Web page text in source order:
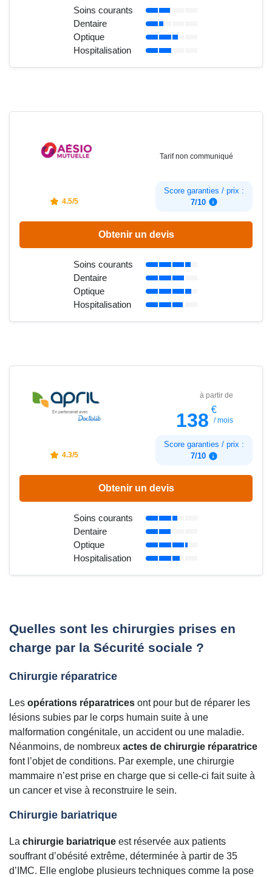
Soins courants
Dentaire
Optique
Hospitalisation
Tarif non communiqué
4.5/5
Score garanties / prix :
7/10
Obtenir un devis
Soins courants
Dentaire
Optique
Hospitalisation
à partir de
138 €
/ mois
4.3/5
Score garanties / prix :
7/10
Obtenir un devis
Soins courants
Dentaire
Optique
Hospitalisation
Quelles sont les chirurgies prises en
charge par la Sécurité sociale ?
Chirurgie réparatrice
Les opérations réparatrices ont pour but de réparer les
lésions subies par le corps humain suite à une
malformation congénitale, un accident ou une maladie.
Néanmoins, de nombreux actes de chirurgie réparatrice
font l’objet de conditions. Par exemple, une chirurgie
mammaire n’est prise en charge que si celle-ci fait suite à
un cancer et vise à reconstruire le sein.
Chirurgie bariatrique
La chirurgie bariatrique est réservée aux patients
souffrant d’obésité extrême, déterminée à partir de 35
d’IMC. Elle englobe plusieurs techniques comme la pose